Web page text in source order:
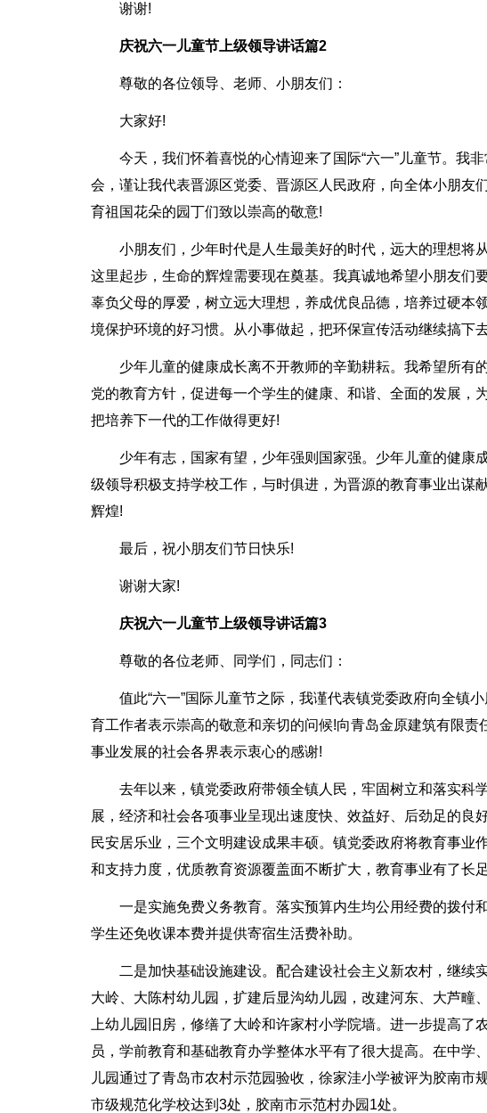
谢谢!
庆祝六一儿童节上级领导讲话篇2
尊敬的各位领导、老师、小朋友们：
大家好!
今天，我们怀着喜悦的心情迎来了国际“六一”儿童节。我
会，谨让我代表晋源区党委、晋源区人民政府，向全体小朋友
育祖国花朵的园丁们致以崇高的敬意!
小朋友们，少年时代是人生最美好的时代，远大的理想将
这里起步，生命的辉煌需要现在奠基。我真诚地希望小朋友们
辜负父母的厚爱，树立远大理想，养成优良品德，培养过硬本
境保护环境的好习惯。从小事做起，把环保宣传活动继续搞下去
少年儿童的健康成长离不开教师的辛勤耕耘。我希望所有
党的教育方针，促进每一个学生的健康、和谐、全面的发展，
把培养下一代的工作做得更好!
少年有志，国家有望，少年强则国家强。少年儿童的健康
级领导积极支持学校工作，与时俱进，为晋源的教育事业出谋
辉煌!
最后，祝小朋友们节日快乐!
谢谢大家!
庆祝六一儿童节上级领导讲话篇3
尊敬的各位老师、同学们，同志们：
值此“六一”国际儿童节之际，我谨代表镇党委政府向全镇
育工作者表示崇高的敬意和亲切的问候!向青岛金原建筑有限
事业发展的社会各界表示衷心的感谢!
去年以来，镇党委政府带领全镇人民，牢固树立和落实科
展，经济和社会各项事业呈现出速度快、效益好、后劲足的良
民安居乐业，三个文明建设成果丰硕。镇党委政府将教育事业
和支持力度，优质教育资源覆盖面不断扩大，教育事业有了长
一是实施免费义务教育。落实预算内生均公用经费的拨付
学生还免收课本费并提供寄宿生活费补助。
二是加快基础设施建设。配合建设社会主义新农村，继续
大岭、大陈村幼儿园，扩建后显沟幼儿园，改建河东、大芦疃
上幼儿园旧房，修缮了大岭和许家村小学院墙。进一步提高
员，学前教育和基础教育办学整体水平有了很大提高。在中学
儿园通过了青岛市农村示范园验收，徐家洼小学被评为胶南
市级规范化学校达到3处，胶南市示范村办园1处。